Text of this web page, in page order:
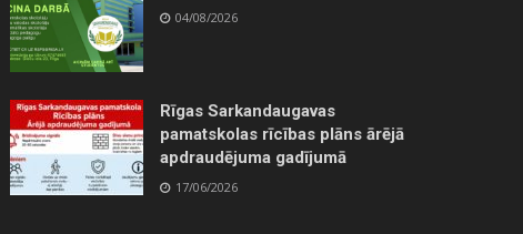
04/08/2026
Rīgas Sarkandaugavas
pamatskolas rīcības plāns ārējā
apdraudējuma gadījumā
17/06/2026